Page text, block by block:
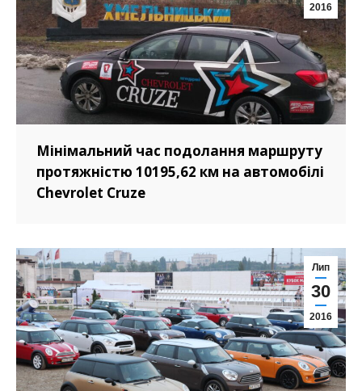
2016
Мінімальний час подолання маршруту
протяжністю 10195,62 км на автомобілі
Chevrolet Cruze
Лип
30
2016